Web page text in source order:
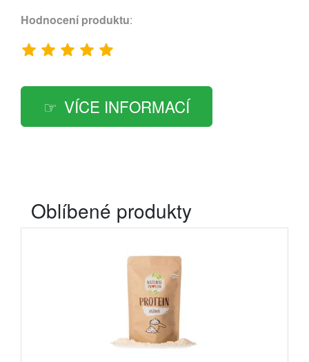
Hodnocení produktu:
VÍCE INFORMACÍ
Oblíbené produkty